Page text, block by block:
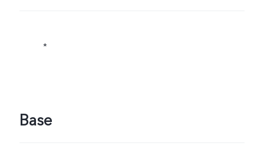
*
Base